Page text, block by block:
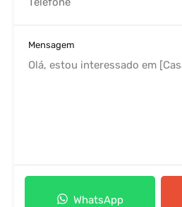
Mensagem
WhatsApp